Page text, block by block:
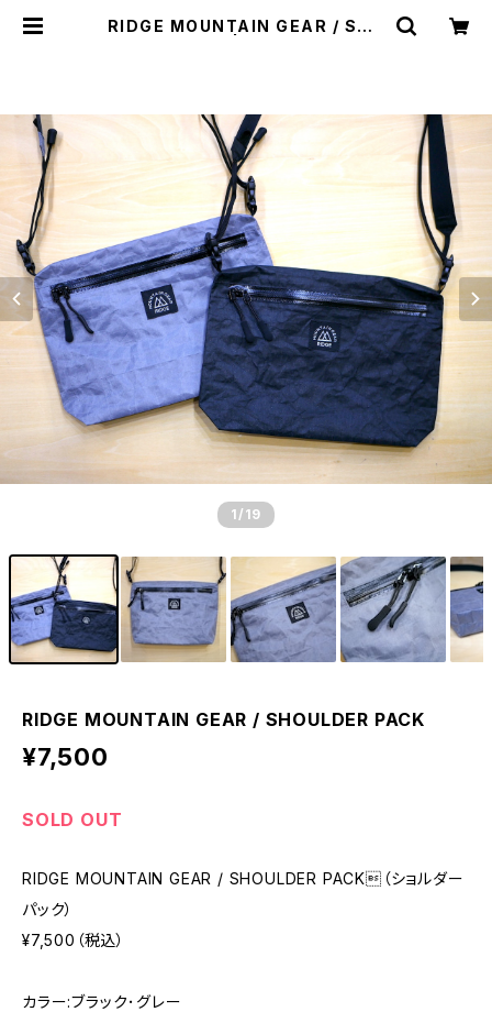
RIDGE MOUNTAIN GEAR / SHO
1 /19
RIDGE MOUNTAIN GEAR / SHOULDER PACK
¥7,500
SOLD OUT
RIDGE MOUNTAIN GEAR / SHOULDER PACK（ショルダー
パック）
¥7,500（税込）
カラー:ブラック･グレー